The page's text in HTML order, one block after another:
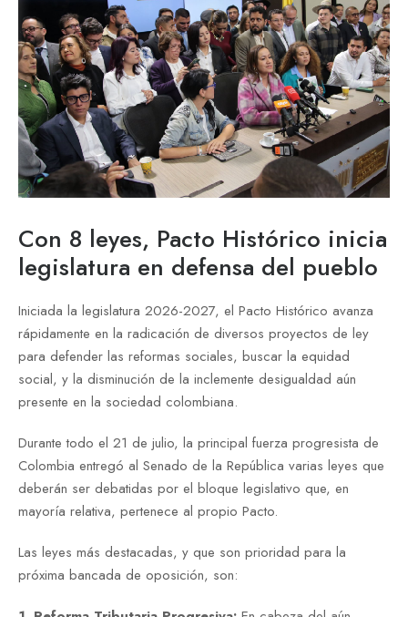
Con 8 leyes, Pacto Histórico inicia
legislatura en defensa del pueblo
Iniciada la legislatura 2026-2027, el Pacto Histórico avanza
rápidamente en la radicación de diversos proyectos de ley
para defender las reformas sociales, buscar la equidad
social, y la disminución de la inclemente desigualdad aún
presente en la sociedad colombiana.
Durante todo el 21 de julio, la principal fuerza progresista de
Colombia entregó al Senado de la República varias leyes que
deberán ser debatidas por el bloque legislativo que, en
mayoría relativa, pertenece al propio Pacto.
Las leyes más destacadas, y que son prioridad para la
próxima bancada de oposición, son: